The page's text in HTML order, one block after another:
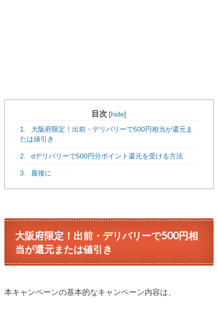
目次 [hide]
1.
大阪府限定！出前・デリバリーで500円相当が還元ま
たは値引き
2. dデリバリーで500円分ポイント還元を受ける方法
3. 最後に
大阪府限定！出前・デリバリーで500円相
当が還元または値引き
本キャンペーンの基本的なキャンペーン内容は、